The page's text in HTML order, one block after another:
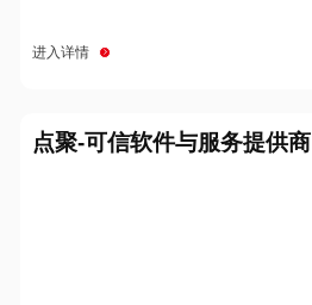
进入详情
点聚-可信软件与服务提供商